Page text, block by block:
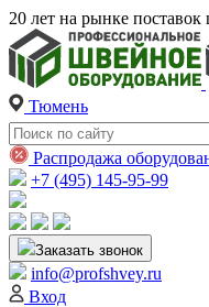
20 лет на рынке
Тюмень
Распродажа
+7 (495) 145-95-99
Заказать звонок
info@profshvey.ru
Вход